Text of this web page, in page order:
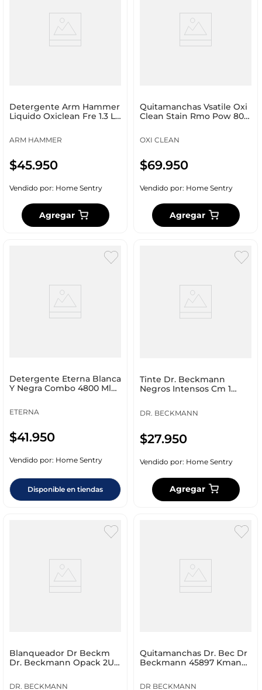
Detergente Arm Hammer
Liquido Oxiclean Fre 1.3 Lt
ARM HAMMER
$45.950
Vendido por: Home Sentry
Agregar
Quitamanchas Vsatile Oxi
Clean Stain Rmo Pow 805
OXI CLEAN
$69.950
Vendido por: Home Sentry
Agregar
Detergente Eterna Blanca
Y Negra Combo 4800 Ml
ETERNA
$41.950
Vendido por: Home Sentry
Disponible en tiendas
Tinte Dr. Beckmann
Negros Intensos Cm 1
DR. BECKMANN
$27.950
Vendido por: Home Sentry
Agregar
Blanqueador Dr Beckm
Dr. Beckmann Opack 2Un
DR. BECKMANN
Quitamanchas Dr. Bec Dr
Beckmann 45897 Kmann
DR BECKMANN